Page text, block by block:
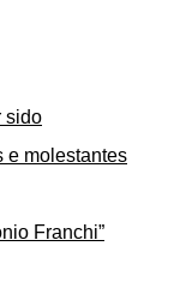
sido
e molestantes
Franchi”